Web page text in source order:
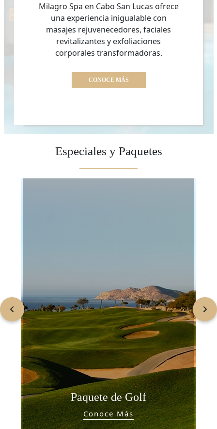
Milagro Spa en Cabo San Lucas ofrece
una experiencia inigualable con
masajes rejuvenecedores, faciales
revitalizantes y exfoliaciones
corporales transformadoras.
CONOCE MÁS
❮ ❯
Especiales y Paquetes
Paquete de Golf
Conoce Más